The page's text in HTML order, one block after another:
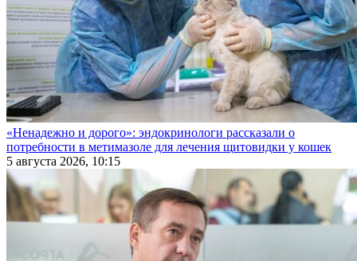
«Ненадежно и дорого»: эндокринологи рассказали о
потребности в метимазоле для лечения щитовидки у кошек
5 августа 2026, 10:15